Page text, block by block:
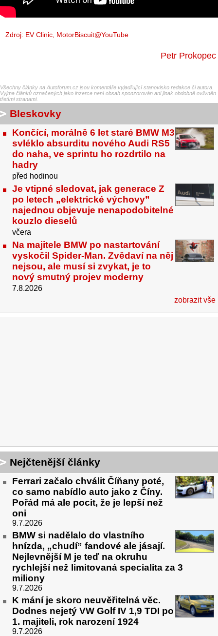
Zdroj: EV Clinic, MotorBiscuit@YouTube
Petr Prokopec
Všechny články na Autoforum.cz jsou komentáře vyjadřující stanovisko redakce či autora.
Vyjma článků označených jako inzerce není obsah sponzorován ani jinak obdobně ovlivněn
třetími stranami.
Bleskovky
Končící, morálně 6 let staré BMW M3
svléklo absurditu nového Audi RS5
do naha, ve sprintu ho rozdrtilo na
hadry
před hodinou
Je vtipné sledovat, jak generace Z
po letech „elektrické výchovy”
najednou objevuje nenapodobitelné
kouzlo dieselů
včera
Na majitele BMW po nastartování
vyskočil Spider-Man. Zvědaví na něj
nejsou, ale musí si zvykat, je to
nový smutný projev moderny
7.8.2026
zobrazit vše
Nejčtenější články
Ferrari začalo chválit Číňany poté,
co samo nabídlo auto jako z Číny.
Pořád má ale pocit, že je lepší než
oni
9.7.2026
BMW si nadělalo do vlastního
hnízda, „chudí” fandové ale jásají.
Nejlevnější M je teď na okruhu
rychlejší než limitovaná specialita za 3
miliony
9.7.2026
K mání je skoro neuvěřitelná věc.
Dodnes nejetý VW Golf IV 1,9 TDI po
1. majiteli, rok narození 1924
9.7.2026